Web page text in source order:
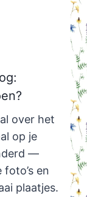
over het
op je
—
en
plaatjes.